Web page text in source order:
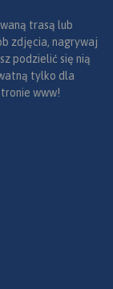
trasą lub
zdjęcia, nagrywaj
podzielić się nią
tylko dla
www!